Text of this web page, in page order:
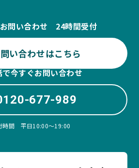
問い合わせ 24時間受付
い合わせはこちら
で今すぐお問い合わせ
677-989
時間 平日10:00〜19:00